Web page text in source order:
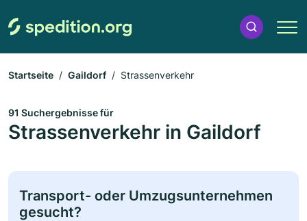
Startseite Gaildorf Strassenverkehr
91 Suchergebnisse für
Strassenverkehr in Gaildorf
Transport- oder Umzugsunternehmen
gesucht?